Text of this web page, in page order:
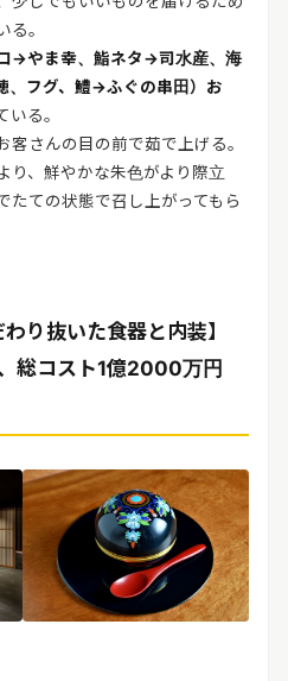
る。
→やま幸、鮨ネタ→司水産、海
フグ、鱧→ふぐの串田）お
いる。
さんの目の前で茹で上げる。
り、鮮やかな朱色がより際立
たての状態で召し上がってもら
り抜いた食器と内装】
総コスト1億2000万円